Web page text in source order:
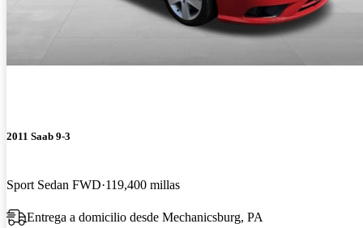
2011 Saab 9-3
Sport Sedan FWD 119,400 millas
Entrega a domicilio desde Mechanicsburg, PA